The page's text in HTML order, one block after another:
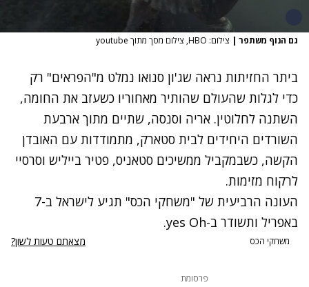
גם הנוף משתפר | צילום: HBO, צילום מסך מתוך youtube
ביתר החזיתות נראה שג'ון סנואו נמלט מ"הפראים" רק
כדי לגלות שהעולם שהותיר מאחוריו כשעזב את החומה,
השתנה לחלוטין. אריה וסנסה, שתיים מתוך ארבעת
השורדים היחידים לבית סטארק, מתמודדות עם האובדן
הקשה, כשבמקביל ממשיכים סטאניס, פטיר בייליש וסרסיי
לרקוח מזימות.
העונה הרביעית של "משחקי הכס" תגיע לישראל ב-7
באפריל ותשודר ב-yes Oh.
משחקי הכס מצאתם טעות לשון?
פרסומת